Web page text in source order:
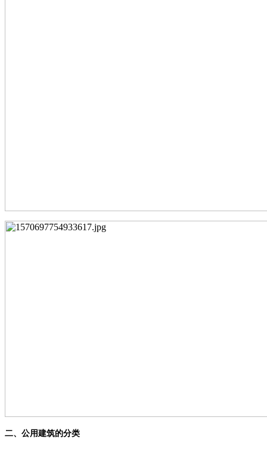
二、 公用建筑的分类